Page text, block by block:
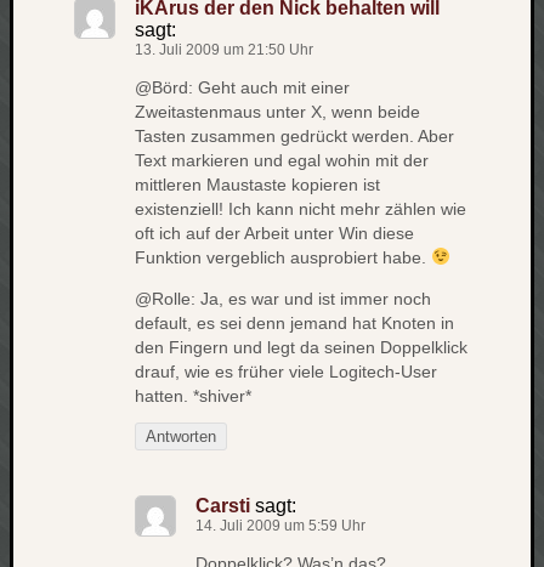
iKArus der den Nick behalten will
sagt:
13. Juli 2009 um 21:50 Uhr
@Börd: Geht auch mit einer
Zweitastenmaus unter X, wenn beide
Tasten zusammen gedrückt werden. Aber
Text markieren und egal wohin mit der
mittleren Maustaste kopieren ist
existenziell! Ich kann nicht mehr zählen wie
oft ich auf der Arbeit unter Win diese
Funktion vergeblich ausprobiert habe.
@Rolle: Ja, es war und ist immer noch
default, es sei denn jemand hat Knoten in
den Fingern und legt da seinen Doppelklick
drauf, wie es früher viele Logitech-User
hatten. *shiver*
Antworten
Carsti sagt:
14. Juli 2009 um 5:59 Uhr